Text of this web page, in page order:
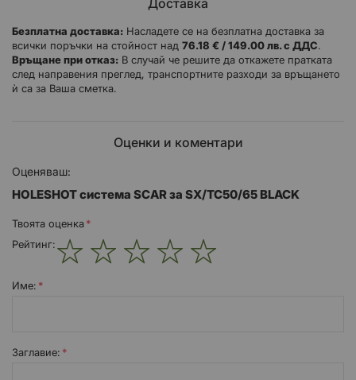
безпружинен дизайн, който осигурява положително
Стартовият спусък улеснява процеса на установяване и
изключване
CNC-обработка от алуминий за самолети
Олекотена конструкция
Безплатна доставка: Насладете се на безплатна доставка за
всички поръчки на стойност над 76.18 € / 149.00 лв. с ДДС.
Връщане при отказ: В случай че решите да откажете пратката
след направения преглед, транспортните разходи за връщането
ѝ са за Ваша сметка.
Оценки и коментари
Оценяваш:
HOLESHOT система SCAR за SX/TC50/65 BLACK
Твоята оценка
Рейтинг:
Име:
Заглавиe: